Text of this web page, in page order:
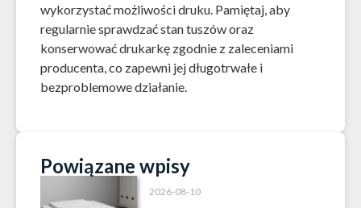
wykorzystać możliwości druku. Pamiętaj, aby
regularnie sprawdzać stan tuszów oraz
konserwować drukarkę zgodnie z zaleceniami
producenta, co zapewni jej długotrwałe i
bezproblemowe działanie.
Powiązane wpisy
2026-08-10